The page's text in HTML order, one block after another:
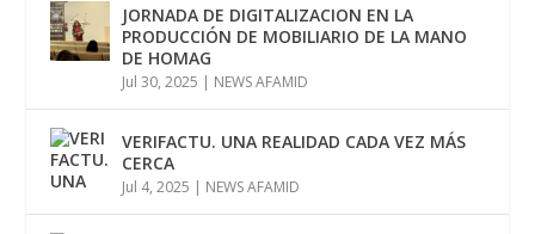
JORNADA DE DIGITALIZACION EN LA
PRODUCCIÓN DE MOBILIARIO DE LA MANO
DE HOMAG
Jul 30, 2025 | NEWS AFAMID
VERIFACTU. UNA REALIDAD CADA VEZ MÁS
CERCA
Jul 4, 2025 | NEWS AFAMID